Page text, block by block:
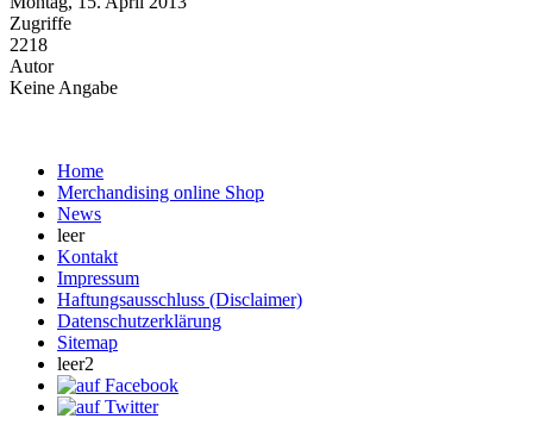
Zugriffe
2218
Autor
Keine Angabe
Home
Merchandising online Shop
News
leer
Kontakt
Impressum
Haftungsausschluss (Disclaimer)
Datenschutzerklärung
Sitemap
leer2